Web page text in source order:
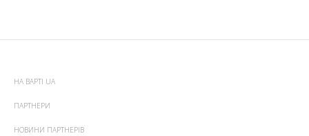
НА ВАРТІ UA
ПАРТНЕРИ
НОВИНИ ПАРТНЕРІВ